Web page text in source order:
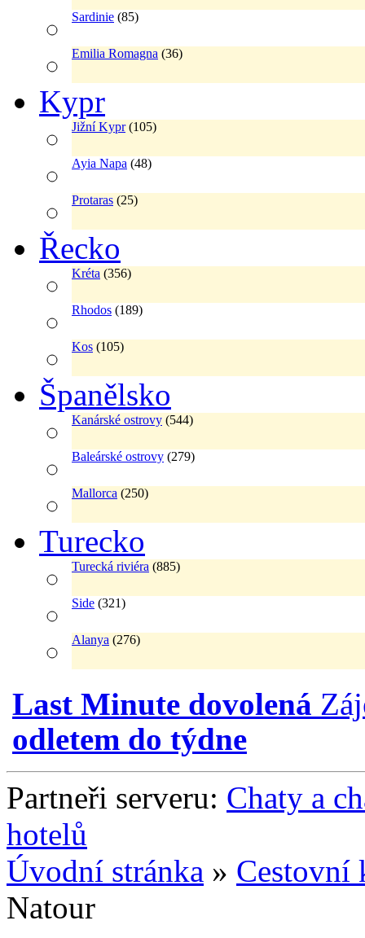
Sardinie (85)
Emilia Romagna (36)
Kypr
Jižní Kypr(105)
Ayia Napa (48)
Protaras (25)
Řecko
Kréta (356)
Rhodos (189)
Kos (105)
Španělsko
Kanárské ostrovy (544)
Baleárské ostrovy (279)
Mallorca (250)
Turecko
Turecká riviéra (885)
Side (321)
Alanya (276)
Last Minute dovolená
odletem do týdne
Partneři serveru: Chaty a
hotelů
Úvodní stránka » Cestovní
Natour